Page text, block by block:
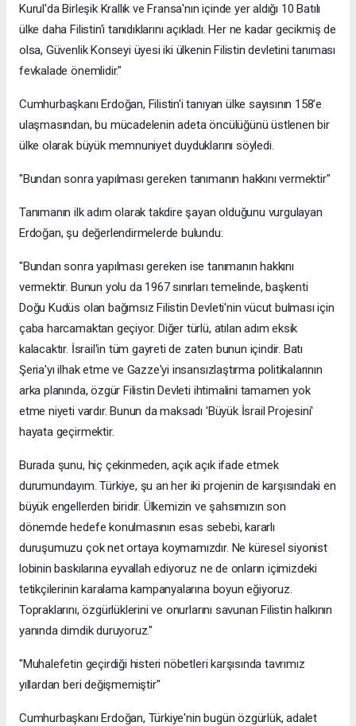
Kurul'da Birleşik Krallık ve Fransa'nın içinde yer aldığı 10 Batılı
ülke daha Filistin'i tanıdıklarını açıkladı. Her ne kadar gecikmiş de
olsa, Güvenlik Konseyi üyesi iki ülkenin Filistin devletini tanıması
fevkalade önemlidir."
Cumhurbaşkanı Erdoğan, Filistin'i tanıyan ülke sayısının 158'e
ulaşmasından, bu mücadelenin adeta öncülüğünü üstlenen bir
ülke olarak büyük memnuniyet duyduklarını söyledi.
"Bundan sonra yapılması gereken tanımanın hakkını vermektir"
Tanımanın ilk adım olarak takdire şayan olduğunu vurgulayan
Erdoğan, şu değerlendirmelerde bulundu:
"Bundan sonra yapılması gereken ise tanımanın hakkını
vermektir. Bunun yolu da 1967 sınırları temelinde, başkenti
Doğu Kudüs olan bağımsız Filistin Devleti'nin vücut bulması için
çaba harcamaktan geçiyor. Diğer türlü, atılan adım eksik
kalacaktır. İsrail'in tüm gayreti de zaten bunun içindir. Batı
Şeria'yı ilhak etme ve Gazze'yi insansızlaştırma politikalarının
arka planında, özgür Filistin Devleti ihtimalini tamamen yok
etme niyeti vardır. Bunun da maksadı 'Büyük İsrail Projesini'
hayata geçirmektir.
Burada şunu, hiç çekinmeden, açık açık ifade etmek
durumundayım. Türkiye, şu an her iki projenin de karşısındaki en
büyük engellerden biridir. Ülkemizin ve şahsımızın son
dönemde hedefe konulmasının esas sebebi, kararlı
duruşumuzu çok net ortaya koymamızdır. Ne küresel siyonist
lobinin baskılarına eyvallah ediyoruz ne de onların içimizdeki
tetikçilerinin karalama kampanyalarına boyun eğiyoruz.
Topraklarını, özgürlüklerini ve onurlarını savunan Filistin halkının
yanında dimdik duruyoruz."
"Muhalefetin geçirdiği histeri nöbetleri karşısında tavrımız
yıllardan beri değişmemiştir"
Cumhurbaşkanı Erdoğan, Türkiye'nin bugün özgürlük, adalet